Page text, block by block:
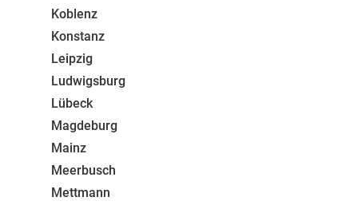
Koblenz
Konstanz
Leipzig
Ludwigsburg
Lübeck
Magdeburg
Mainz
Meerbusch
Mettmann